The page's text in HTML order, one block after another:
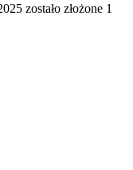
zostało złożone 1